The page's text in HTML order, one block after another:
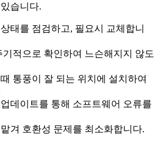
습니다.
태를 점검하고, 필요시 교체합니
적으로 확인하여 느슨해지지 않도
통풍이 잘 되는 위치에 설치하여
데이트를 통해 소프트웨어 오류를
겨 호환성 문제를 최소화합니다.